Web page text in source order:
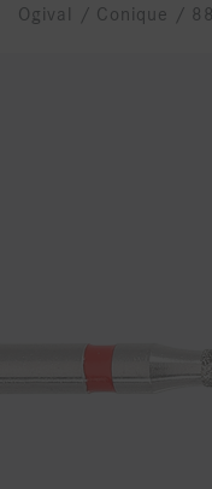
Ogival
/ Conique /